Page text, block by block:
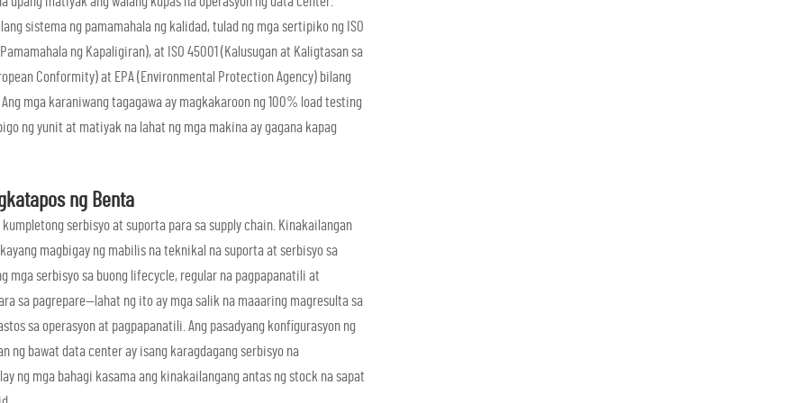
sistema ng pamamahala ng kalidad, tulad ng mga sertipiko ng ISO
ng Kapaligiran), at ISO 45001 (Kalusugan at Kaligtasan sa
Conformity) at EPA (Environmental Protection Agency) bilang
mga karaniwang tagagawa ay magkakaroon ng 100% load testing
ng yunit at matiyak na lahat ng mga makina ay gagana kapag
ng Benta
serbisyo at suporta para sa supply chain. Kinakailangan
magbigay ng mabilis na teknikal na suporta at serbisyo sa
mga serbisyo sa buong lifecycle, regular na pagpapanatili at
sa pagrepare—lahat ng ito ay mga salik na maaaring magresulta sa
sa operasyon at pagpapanatili. Ang pasadyang konfigurasyon ng
ng bawat data center ay isang karagdagang serbisyo na
ng mga bahagi kasama ang kinakailangang antas ng stock na sapat